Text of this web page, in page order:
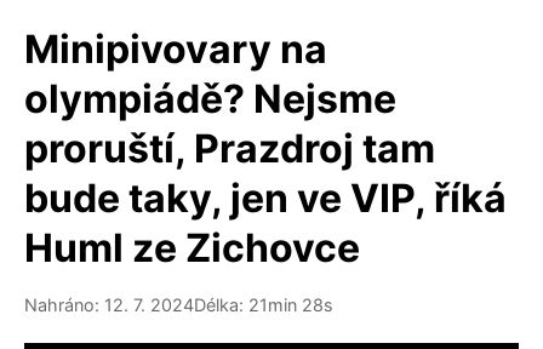
Minipivovary na
olympiádě? Nejsme
proruští, Prazdroj tam
bude taky, jen ve VIP, říká
Huml ze Zichovce
Nahráno: 12. 7. 2024Délka: 21min 28s